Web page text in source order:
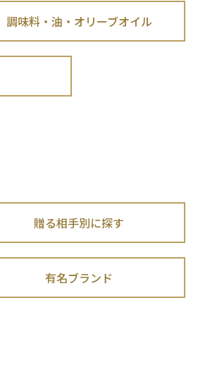
調味料・油・オリーブオイル
贈る相手別に探す
有名ブランド